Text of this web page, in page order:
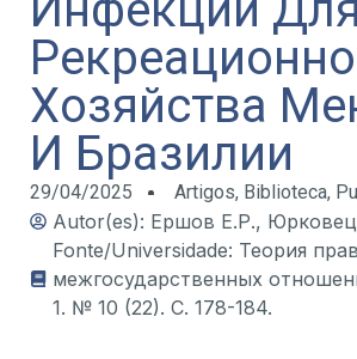
Хозяйства
И Бразилии
29/04/2025 Artigos, Biblioteca,
Autor(es): Ершов Е.Р.,
Fonte/Universidade: Теория
межгосударственных
1. № 10 (22). С. 178-184.